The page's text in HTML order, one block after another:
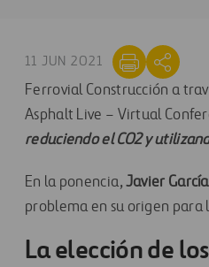
11 JUN 2021
Ferrovial Construcción a
Asphalt Live – Virtual
reduciendo el CO2 y
En la ponencia,Javier
problema en su origen para
La elección de